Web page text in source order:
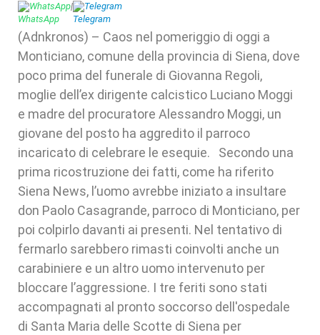
WhatsApp| Telegram
(Adnkronos) – Caos nel pomeriggio di oggi a
Monticiano, comune della provincia di Siena, dove
poco prima del funerale di Giovanna Regoli,
moglie dell’ex dirigente calcistico Luciano Moggi
e madre del procuratore Alessandro Moggi, un
giovane del posto ha aggredito il parroco
incaricato di celebrare le esequie. Secondo una
prima ricostruzione dei fatti, come ha riferito
Siena News, l’uomo avrebbe iniziato a insultare
don Paolo Casagrande, parroco di Monticiano, per
poi colpirlo davanti ai presenti. Nel tentativo di
fermarlo sarebbero rimasti coinvolti anche un
carabiniere e un altro uomo intervenuto per
bloccare l’aggressione. I tre feriti sono stati
accompagnati al pronto soccorso dell'ospedale
di Santa Maria delle Scotte di Siena per